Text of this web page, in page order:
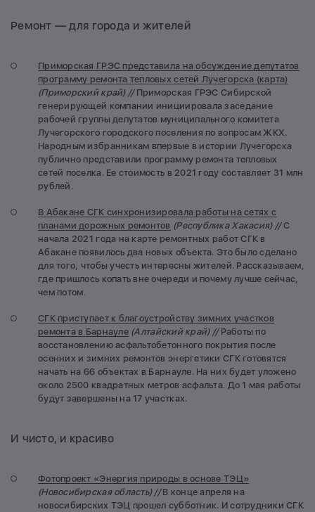
Ремонт — для города и жителей
Приморская ГРЭС представила на обсуждение депутатов
программу ремонта тепловых сетей Лучегорска (карта)
(Приморский край) //Приморская ГРЭС Сибирской
генерирующей компании инициировала заседание
рабочей группы депутатов муниципального комитета
Лучегорского городского поселения по вопросам ЖКХ.
Народным избранникам впервые в истории Лучегорска
публично представили программу ремонта тепловых
сетей поселка. Ее стоимость в 2021 году составляет 31 млн
рублей.
В Абакане СГК синхронизировала работы на сетях с
планами дорожных ремонтов (Республика Хакасия) //С
начала 2021 года на карте ремонтных работ СГК в
Абакане появилось два новых объекта. Это было сделано
для того, чтобы учесть интересны жителей. Рассказываем,
где пришлось копать вне очереди и почему лучше сейчас,
чем потом.
СГК приступает к благоустройству зимних участков
ремонта в Барнауле (Алтайский край) // Работы по
восстановлению асфальтобетонного покрытия после
осенних и зимних ремонтов энергетики СГК готовятся
начать на 66 объектах в Барнауле. На них будет уложено
около 2500 квадратных метров асфальта. До 1 мая работы
будут завершены на 17 участках.
И чисто, и красиво
Фотопроект «Энергия природы в основе ТЭЦ»
(Новосибирская область) //В конце апреля на
новосибирских ТЭЦ прошел субботник. И сотрудники СГК